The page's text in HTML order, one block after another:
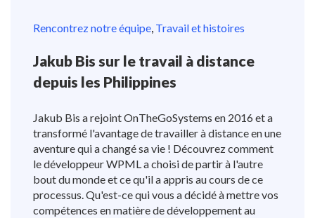
Rencontrez notre équipe, Travail et histoires
Jakub Bis sur le travail à distance
depuis les Philippines
Jakub Bis a rejoint OnTheGoSystems en 2016 et a
transformé l'avantage de travailler à distance en une
aventure qui a changé sa vie ! Découvrez comment
le développeur WPML a choisi de partir à l'autre
bout du monde et ce qu'il a appris au cours de ce
processus. Qu'est-ce qui vous a décidé à mettre vos
compétences en matière de développement au